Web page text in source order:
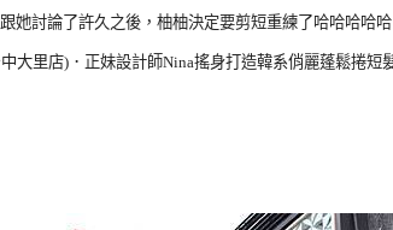
跟她討論了許久之後，柚柚決定要剪短重練了哈哈哈哈哈